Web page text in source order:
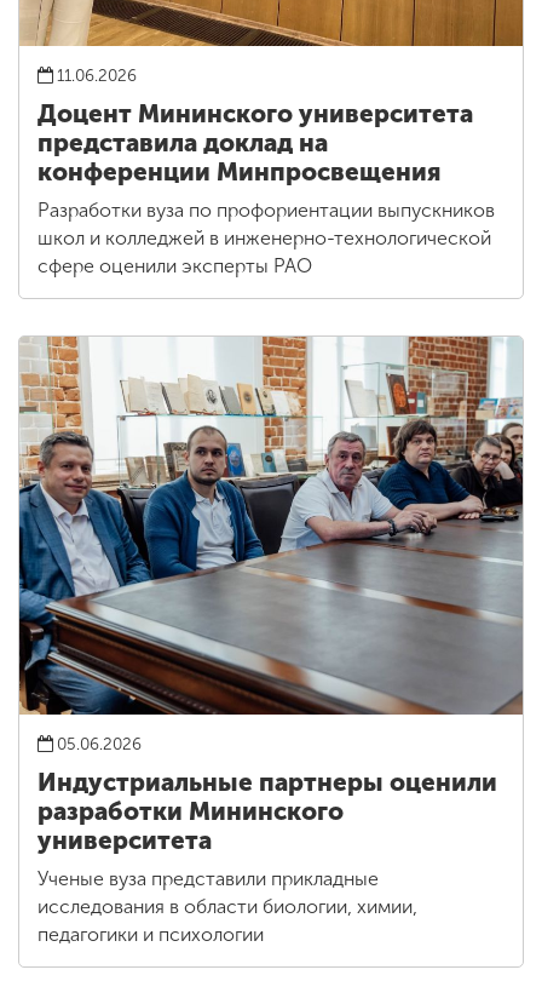
11.06.2026
Доцент Мининского университета
представила доклад на
конференции Минпросвещения
Разработки вуза по профориентации выпускников
школ и колледжей в инженерно-технологической
сфере оценили эксперты РАО
05.06.2026
Индустриальные партнеры оценили
разработки Мининского
университета
Ученые вуза представили прикладные
исследования в области биологии, химии,
педагогики и психологии